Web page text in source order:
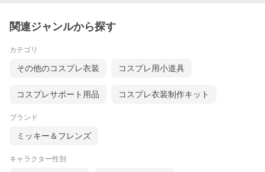
関連ジャンルから探す
カテゴリ
その他のコスプレ衣装 コスプレ用小道具
コスプレサポート用品 コスプレ衣装制作キット
ブランド
ミッキー＆フレンズ
キャラクター性別